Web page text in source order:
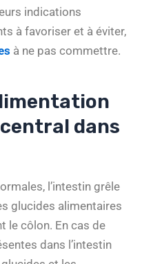
indications
à favoriser et à éviter,
à ne pas commettre.
dans
l’intestin grêle
glucides alimentaires
le côlon. En cas de
dans l’intestin